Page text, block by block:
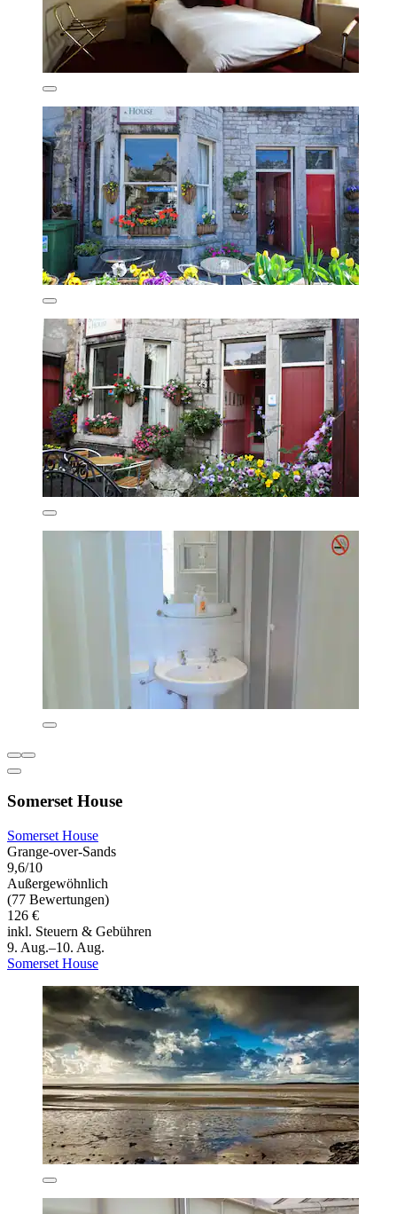
Somerset House
Somerset House
Grange-over-Sands
9,6/10
Außergewöhnlich
(77 Bewertungen)
126 €
inkl. Steuern & Gebühren
9. Aug.–10. Aug.
Somerset House